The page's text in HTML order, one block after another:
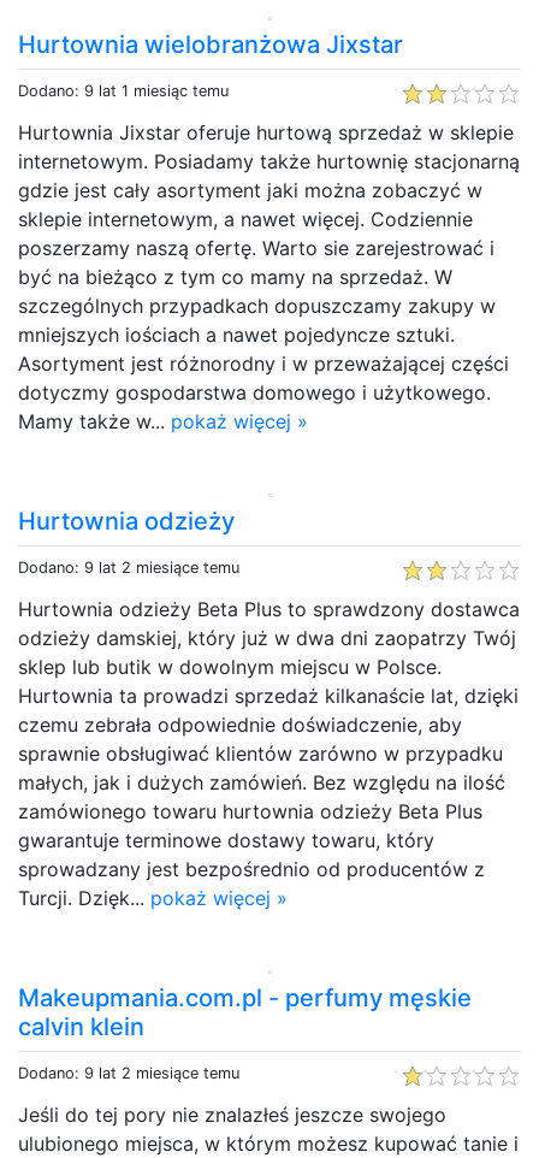
Hurtownia wielobranżowa Jixstar
Dodano: 9 lat 1 miesiąc temu
Hurtownia Jixstar oferuje hurtową sprzedaż w sklepie
internetowym. Posiadamy także hurtownię stacjonarną
gdzie jest cały asortyment jaki można zobaczyć w
sklepie internetowym, a nawet więcej. Codziennie
poszerzamy naszą ofertę. Warto sie zarejestrować i
być na bieżąco z tym co mamy na sprzedaż. W
szczególnych przypadkach dopuszczamy zakupy w
mniejszych iościach a nawet pojedyncze sztuki.
Asortyment jest różnorodny i w przeważającej części
dotyczmy gospodarstwa domowego i użytkowego.
Mamy także w... pokaż więcej »
Hurtownia odzieży
Dodano: 9 lat 2 miesiące temu
Hurtownia odzieży Beta Plus to sprawdzony dostawca
odzieży damskiej, który już w dwa dni zaopatrzy Twój
sklep lub butik w dowolnym miejscu w Polsce.
Hurtownia ta prowadzi sprzedaż kilkanaście lat, dzięki
czemu zebrała odpowiednie doświadczenie, aby
sprawnie obsługiwać klientów zarówno w przypadku
małych, jak i dużych zamówień. Bez względu na ilość
zamówionego towaru hurtownia odzieży Beta Plus
gwarantuje terminowe dostawy towaru, który
sprowadzany jest bezpośrednio od producentów z
Turcji. Dzięk... pokaż więcej »
Makeupmania.com.pl - perfumy męskie
calvin klein
Dodano: 9 lat 2 miesiące temu
Jeśli do tej pory nie znalazłeś jeszcze swojego
ulubionego miejsca, w którym możesz kupować tanie i